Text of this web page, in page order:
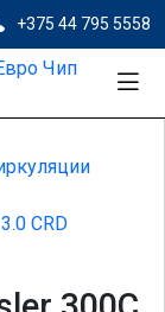
+375 44 795 5558
3.0 CRD